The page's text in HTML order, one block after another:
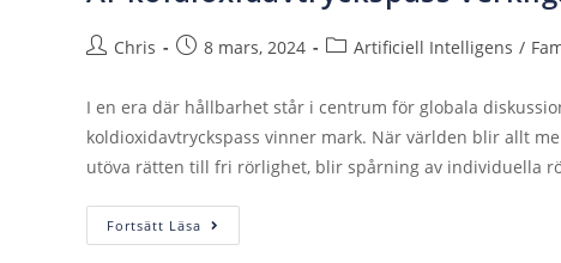
Chris 8 mars, 2024 Artificiell Intelligens /
I en era där hållbarhet står i centrum för globala
koldioxidavtryckspass vinner mark. När världen blir allt
utöva rätten till fri rörlighet, blir spårning av individuella
Fortsätt Läsa